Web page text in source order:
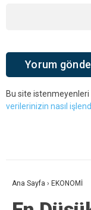
Bu site
verilerinizin nasıl
Ana Sayfa › EKONOMİ